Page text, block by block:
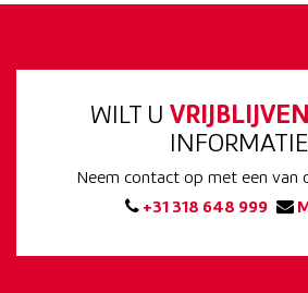
WILT U
Neem contact op met een van
+31 318 648 999